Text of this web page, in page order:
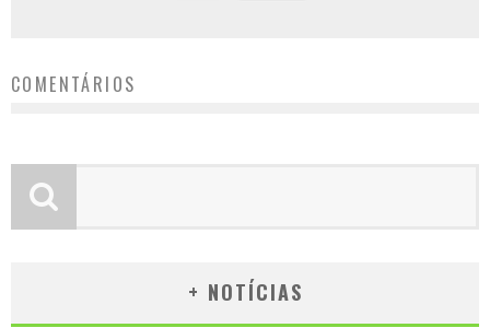
COMENTÁRIOS
+ NOTÍCIAS